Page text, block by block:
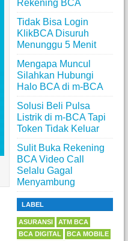
Rekening BCA
Tidak Bisa Login
KlikBCA Disuruh
Menunggu 5 Menit
Mengapa Muncul
Silahkan Hubungi
Halo BCA di m-BCA
Solusi Beli Pulsa
Listrik di m-BCA Tapi
Token Tidak Keluar
Sulit Buka Rekening
BCA Video Call
Selalu Gagal
Menyambung
LABEL
ASURANSI
ATM BCA
BCA DIGITAL
BCA MOBILE